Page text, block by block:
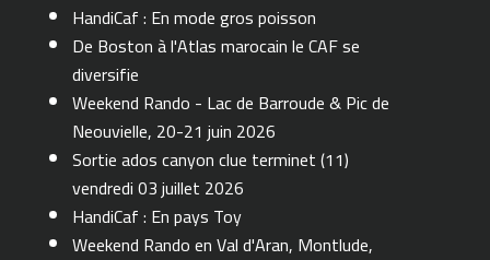
HandiCaf : En mode gros poisson
De Boston à l'Atlas marocain le CAF se
diversifie
Weekend Rando - Lac de Barroude & Pic de
Neouvielle, 20-21 juin 2026
Sortie ados canyon clue terminet (11)
vendredi 03 juillet 2026
HandiCaf : En pays Toy
Weekend Rando en Val d'Aran, Montlude,